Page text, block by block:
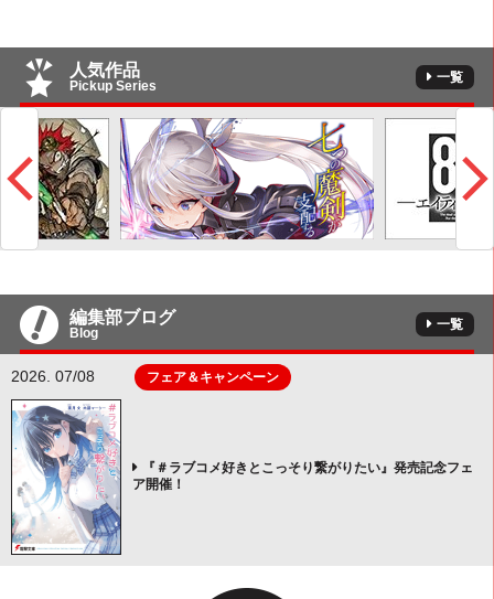
人気作品
Pickup Series
一覧
編集部ブログ
Blog
一覧
2026. 07/08 フェア＆キャンペーン
『＃ラブコメ好きとこっそり繋がりたい』発売記念フェ
ア開催！